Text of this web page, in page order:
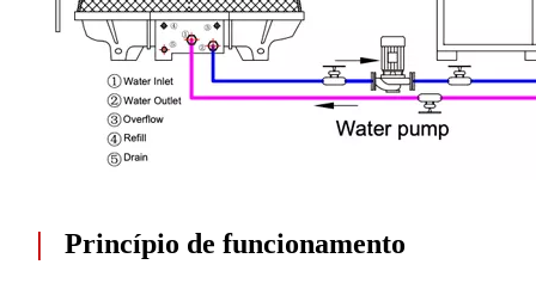
| Princípio de funcionamento